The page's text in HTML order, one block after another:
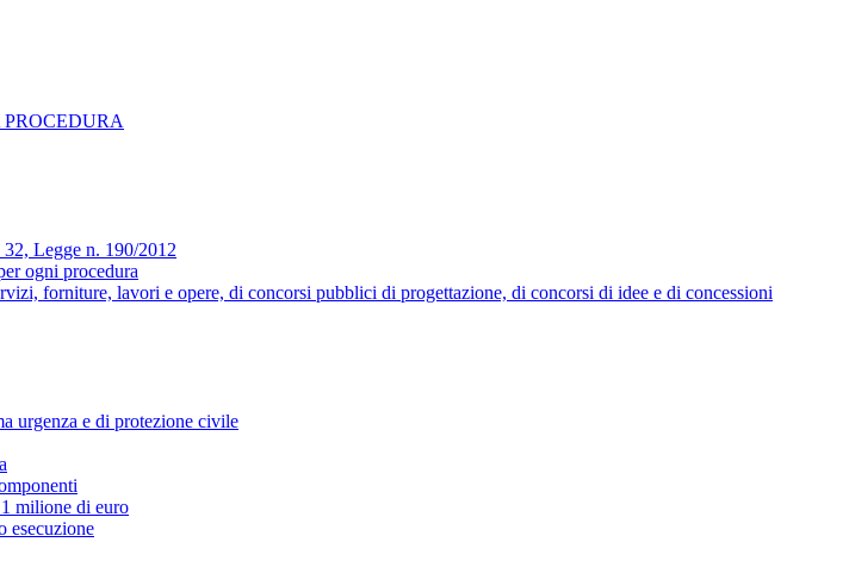
Legge n. 190/2012
ogni procedura
forniture, lavori e opere, di concorsi pubblici di progettazione, di concorsi di idee e di concessioni
urgenza e di protezione civile
milione di euro
esecuzione